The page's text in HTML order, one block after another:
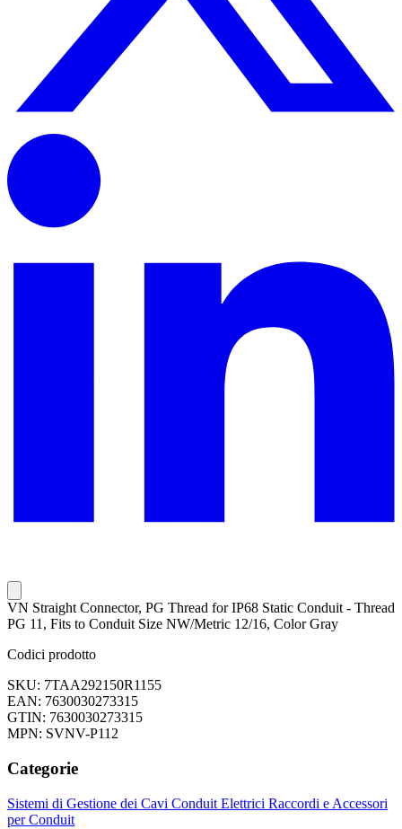
VN Straight Connector, PG Thread for IP68 Static Conduit - Thread
PG 11, Fits to Conduit Size NW/Metric 12/16, Color Gray
Codici prodotto
SKU: 7TAA292150R1155
EAN: 7630030273315
GTIN: 7630030273315
MPN: SVNV-P112
Categorie
Sistemi di Gestione dei Cavi Conduit Elettrici Raccordi e Accessori
per Conduit